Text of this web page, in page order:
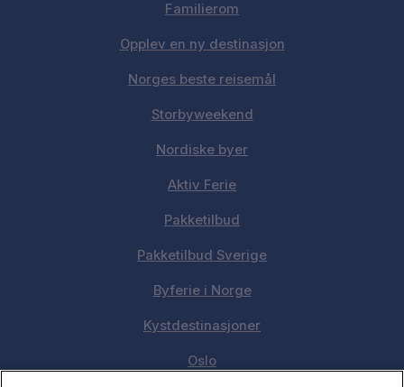
Familierom
Opplev en ny destinasjon
Norges beste reisemål
Storbyweekend
Nordiske byer
Aktiv Ferie
Pakketilbud
Pakketilbud Sverige
Byferie i Norge
Kystdestinasjoner
Oslo